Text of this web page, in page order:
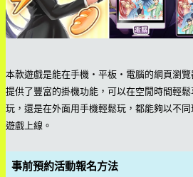
本款遊戲是能在手機・平板・電腦的網頁瀏
提供了豐富的掛機功能，可以在空閒時間輕
玩，還是在外面用手機輕鬆玩，都能夠以不
遊戲上線。
事前預約活動報名方法